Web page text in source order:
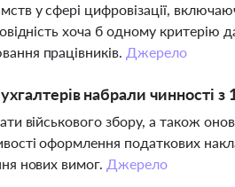
у сфері цифровізації,
хоча б одному критерію
працівників. Джерело
набрали чинності з
військового збору, а також
оформлення податкових
нових вимог. Джерело